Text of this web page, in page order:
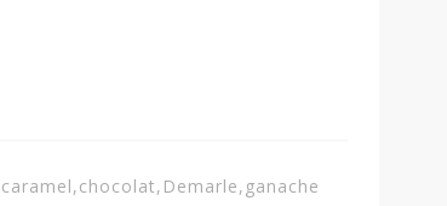
caramel,chocolat, Demarle, ganache